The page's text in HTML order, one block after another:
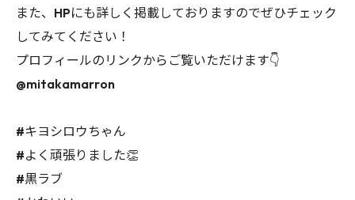
また、HPにも詳しく掲載しておりますのでぜひチェック
してみてください！
プロフィールのリンクからご覧いただけます👇
@mitakamarron
#キヨシロウちゃん
#よく頑張りました👏
#黒ラブ